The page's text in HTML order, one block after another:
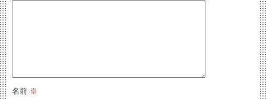
名前 ※